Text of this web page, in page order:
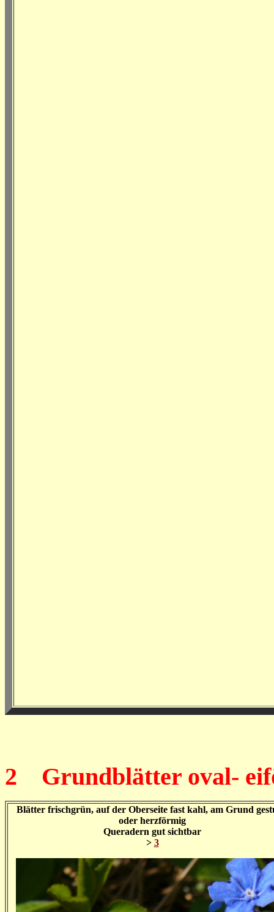
2 Grundblätter oval-
Blätter frischgrün, auf der Oberseite fast kahl, am Grund
oder herzförmig
Queradern gut sichtbar
> 3